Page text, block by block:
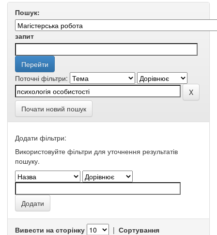
Пошук:
запит
Поточні фільтри:
Почати новий пошук
Додати фільтри:
Використовуйте фільтри для уточнення результатів
пошуку.
Вивести на сторінку | Сортування